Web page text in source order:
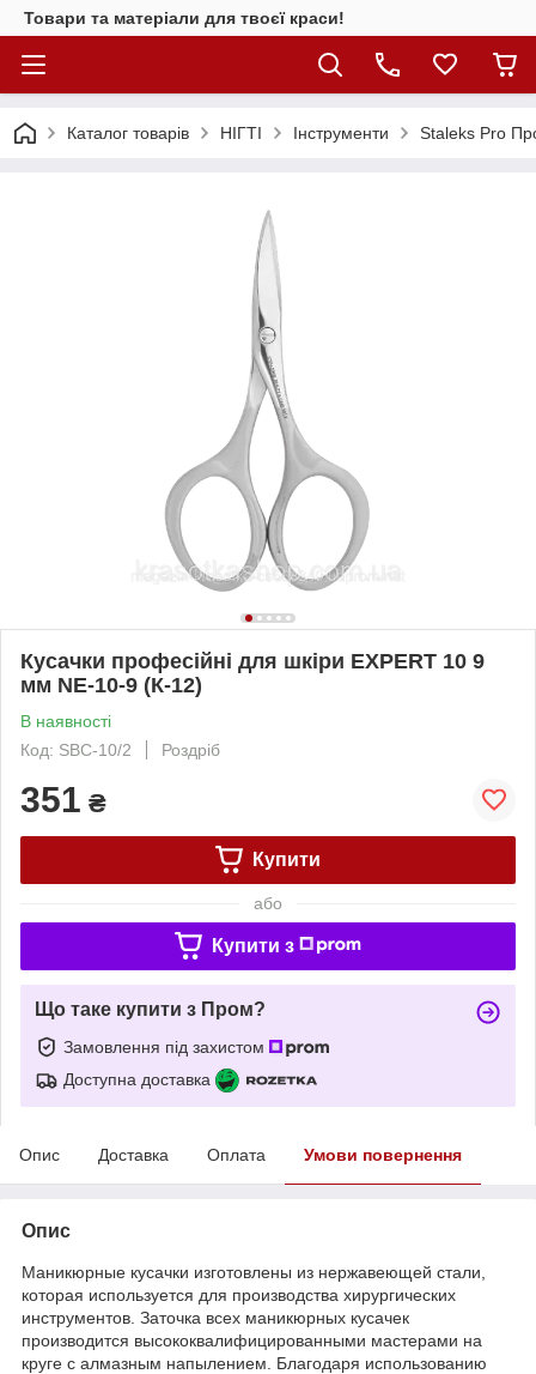
Товари та матеріали для твоєї краси!
Каталог товарiв НІГТІ Інструменти Staleks Pro
Кусачки професійні для шкіри EXPERT 10 9
мм NE-10-9 (К-12)
В наявності
Код: SBC-10/2
Роздріб
351 ₴
Купити
або
Купити з
Що таке купити з Пром?
Замовлення під захистом
Доступна доставка
Опис Доставка Оплата Умови повернення
Опис
Маникюрные кусачки изготовлены из нержавеющей стали,
которая используется для производства хирургических
инструментов. Заточка всех маникюрных кусачек
производится высококвалифицированными мастерами на
круге с алмазным напылением. Благодаря использованию